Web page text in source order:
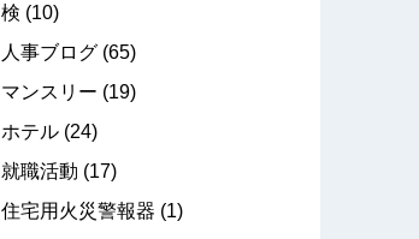
検 (10)
人事ブログ (65)
マンスリー (19)
ホテル (24)
就職活動 (17)
住宅用火災警報器 (1)